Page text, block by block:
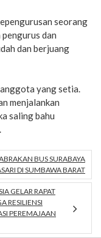
seorang
dan
dan berjuang
yang setia.
menjalankan
saling bahu
BUS SURABAYA
DI SUMBAWA BARAT
GELAR RAPAT
RESILIENSI
PEREMAJAAN